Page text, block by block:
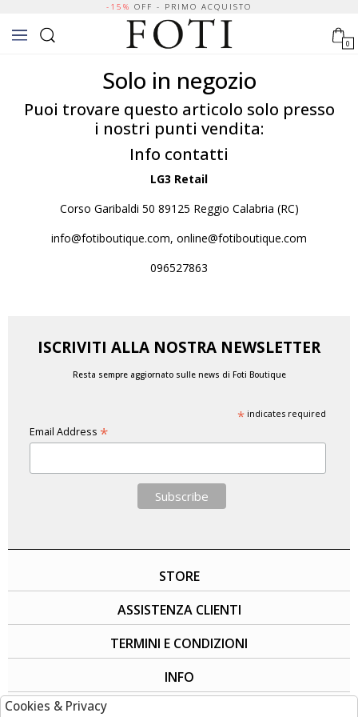
-15% OFF - PRIMO ACQUISTO
0
Solo in negozio
Puoi trovare questo articolo solo presso
i nostri punti vendita:
Info contatti
LG3 Retail
Corso Garibaldi 50 89125 Reggio Calabria (RC)
info@fotiboutique.com, online@fotiboutique.com
096527863
ISCRIVITI ALLA NOSTRA NEWSLETTER
Resta sempre aggiornato sulle news di Foti Boutique
*indicates required
Email Address *
STORE
ASSISTENZA CLIENTI
TERMINI E CONDIZIONI
INFO
Cookies & Privacy